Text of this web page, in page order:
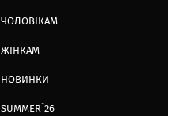
ЧОЛОВІКАМ
ЖІНКАМ
НОВИНКИ
SUMMER`26